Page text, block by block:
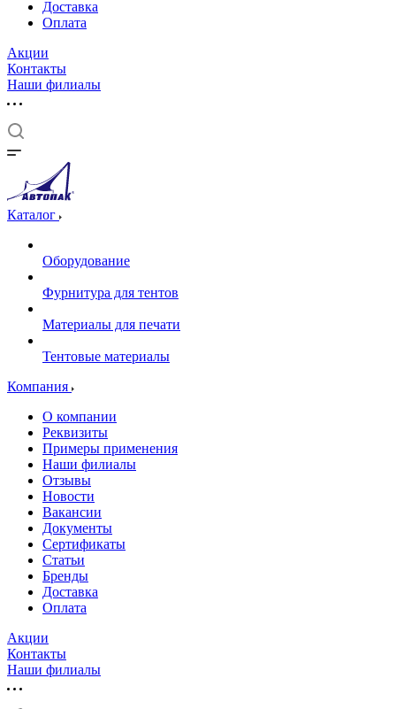
Доставка
Оплата
Акции
Контакты
Наши филиалы
Каталог
Оборудование
Фурнитура для тентов
Материалы для печати
Тентовые материалы
Компания
О компании
Реквизиты
Примеры применения
Наши филиалы
Отзывы
Новости
Вакансии
Документы
Cертификаты
Статьи
Бренды
Доставка
Оплата
Акции
Контакты
Наши филиалы